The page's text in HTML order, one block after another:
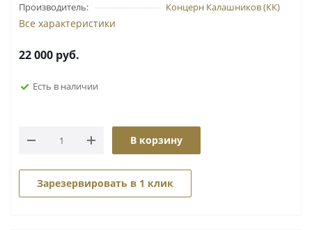
Производитель:
Концерн Калашников (КК)
Все характеристики
22 000 руб.
Есть в наличии
В корзину
Зарезервировать в 1 клик